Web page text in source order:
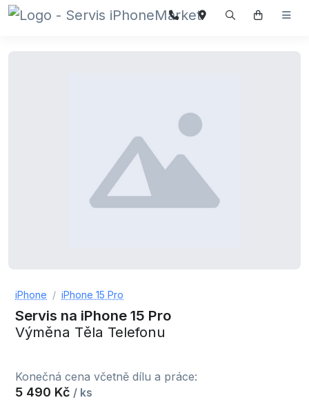
iPhone iPhone 15 Pro
Servis na iPhone 15 Pro
Výměna Těla Telefonu
Konečná cena včetně dílu a práce:
5 490 Kč / ks